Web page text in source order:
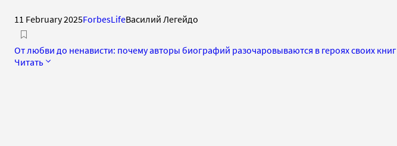
11 February 2025ForbesLifeВасилий Легейдо
От любви до ненависти: почему авторы биографий разочаровываются в героях своих книг
Читать